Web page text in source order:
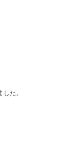
た。